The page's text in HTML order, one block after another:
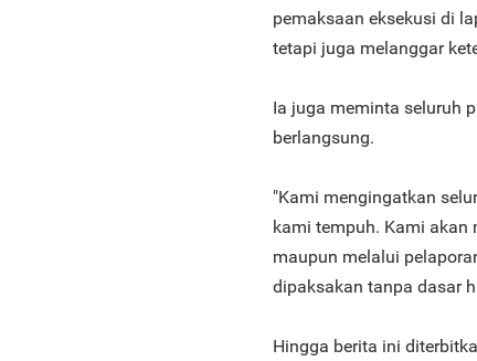
pemaksaan eksekusi di
tetapi juga melanggar
Ia juga meminta seluruh
berlangsung.
"Kami mengingatkan
kami tempuh. Kami akan
maupun melalui
dipaksakan tanpa dasar
Hingga berita ini